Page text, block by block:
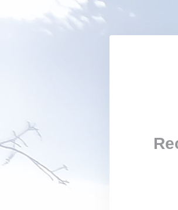
Personalizzazione delle tue scelte sui cookie